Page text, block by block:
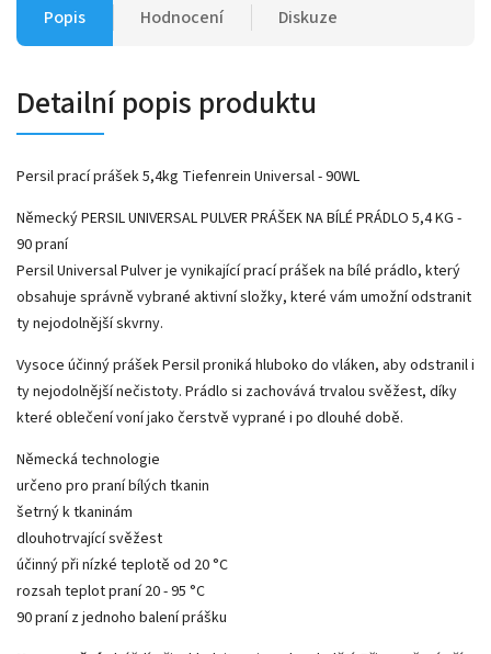
Popis Hodnocení Diskuze
Detailní popis produktu
Persil prací prášek 5,4kg Tiefenrein Universal - 90WL
Německý PERSIL UNIVERSAL PULVER PRÁŠEK NA BÍLÉ PRÁDLO 5,4 KG -
90 praní
Persil Universal Pulver je vynikající prací prášek na bílé prádlo, který
obsahuje správně vybrané aktivní složky, které vám umožní odstranit
ty nejodolnější skvrny.
Vysoce účinný prášek Persil proniká hluboko do vláken, aby odstranil i
ty nejodolnější nečistoty. Prádlo si zachovává trvalou svěžest, díky
které oblečení voní jako čerstvě vyprané i po dlouhé době.
Německá technologie
určeno pro praní bílých tkanin
šetrný k tkaninám
dlouhotrvající svěžest
účinný při nízké teplotě od 20 °C
rozsah teplot praní 20 - 95 °C
90 praní z jednoho balení prášku